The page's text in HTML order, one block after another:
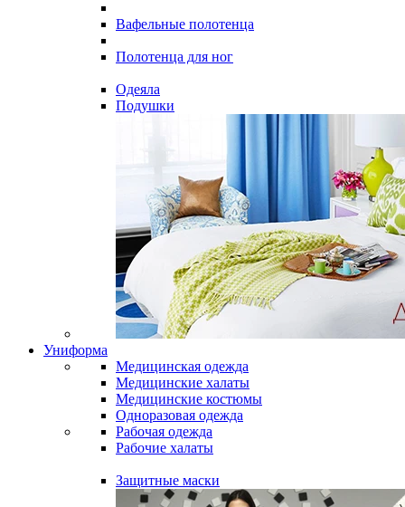
Вафельные полотенца
Полотенца для ног
Одеяла
Подушки
Униформа
Медицинская одежда
Медицинские халаты
Медицинские костюмы
Одноразовая одежда
Рабочая одежда
Рабочие халаты
Защитные маски